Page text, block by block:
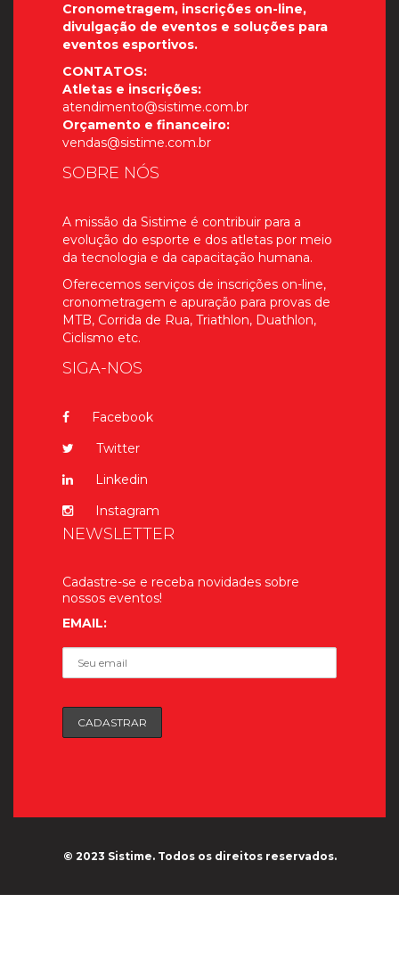
Cronometragem, inscrições on-line,
divulgação de eventos e soluções para
eventos esportivos.
CONTATOS:
Atletas e inscrições:
atendimento@sistime.com.br
Orçamento e financeiro:
vendas@sistime.com.br
SOBRE NÓS
A missão da Sistime é contribuir para a
evolução do esporte e dos atletas por meio
da tecnologia e da capacitação humana.
Oferecemos serviços de inscrições on-line,
cronometragem e apuração para provas de
MTB, Corrida de Rua, Triathlon, Duathlon,
Ciclismo etc.
SIGA-NOS
Facebook
Twitter
Linkedin
Instagram
NEWSLETTER
Cadastre-se e receba novidades sobre
nossos eventos!
EMAIL:
© 2023 Sistime. Todos os direitos reservados.